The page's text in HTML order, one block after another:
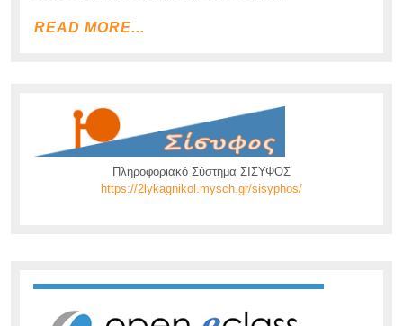
READ MORE...
Πληροφοριακό Σύστημα ΣΙΣΥΦΟΣ
https://2lykagnikol.mysch.gr/sisyphos/